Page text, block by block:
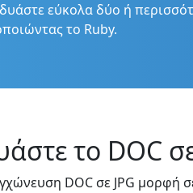
εύκολα δύο ή
το Ruby.
το DOC
DOC σε JPG μορφή